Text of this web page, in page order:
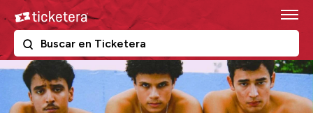
to
content
Accessibility
Buy
Tickets
Search
Ticketera
Ticketera
The following text field filters the results that follow as